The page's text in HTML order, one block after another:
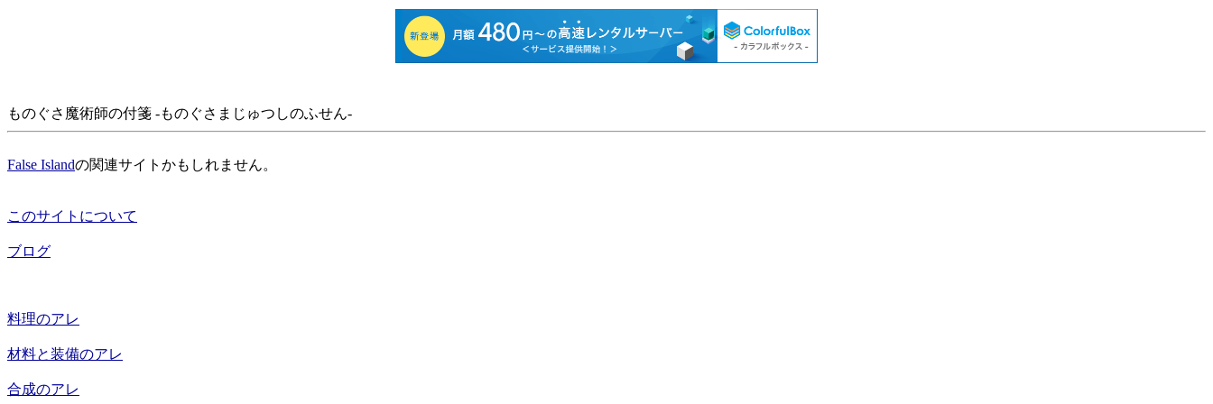
ものぐさ魔術師の付箋 -ものぐさまじゅつしのふせん-
False Islandの関連サイトかもしれません。
このサイトについて
ブログ
料理のアレ
材料と装備のアレ
合成のアレ